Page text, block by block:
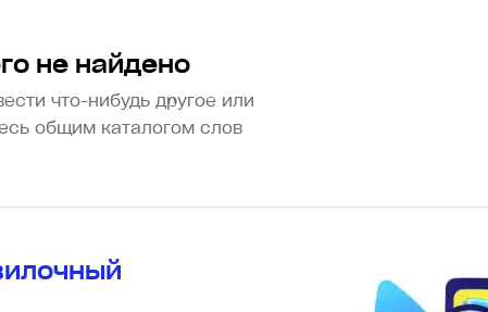
не найдено
что-нибудь другое или
общим каталогом слов